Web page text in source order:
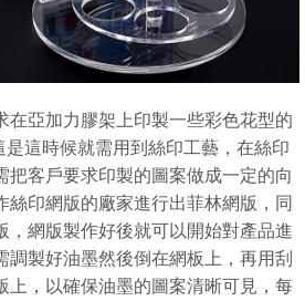
在亞加力膠架上印製一些彩色花型的
這時候就需用到絲印工藝，在絲印
把客戶要求印製的圖案做成一定的向
絲印網版的廠家進行出菲林網版，同
，網版製作好後就可以開始對產品進
調製好油墨然後倒在網板上，再用刮
上，以確保油墨的圖案清晰可見，每